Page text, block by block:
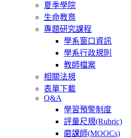
夏季學院
生命教育
專題研究課程
學系窗口資訊
學系行政規則
教師檔案
相關法規
表單下載
Q&A
學習預警制度
評量尺規(Rubric)
磨課師(MOOCs)